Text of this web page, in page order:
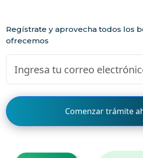
Regístrate y aprovecha todos los
ofrecemos
Comenzar trámite